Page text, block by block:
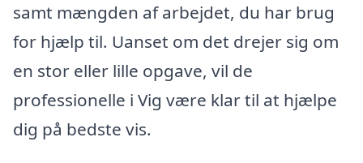
samt mængden af arbejdet, du har brug
for hjælp til. Uanset om det drejer sig om
en stor eller lille opgave, vil de
professionelle i Vig være klar til at hjælpe
dig på bedste vis.